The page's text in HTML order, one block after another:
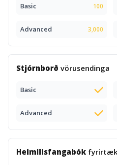
Basic 100
Advanced 3,000
Stjórnborð vörusendinga
Basic
Advanced
Heimilisfangabók